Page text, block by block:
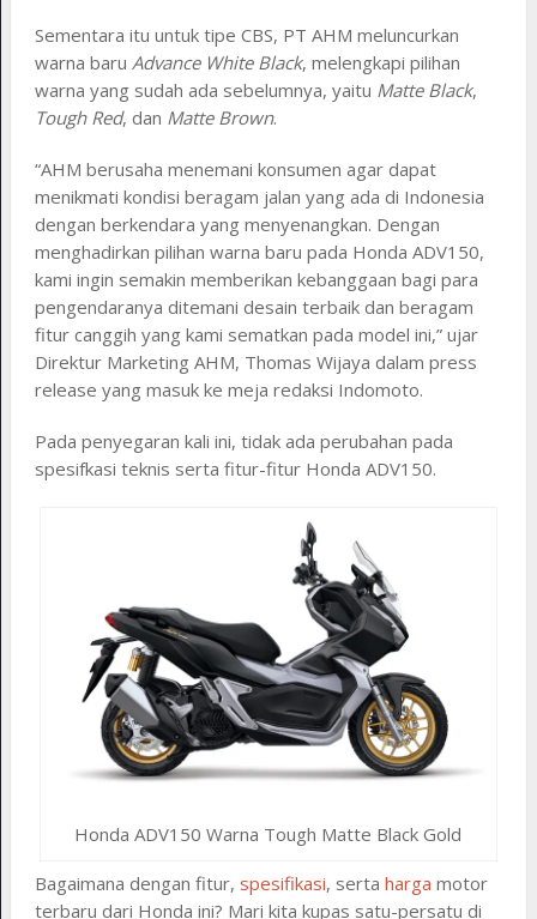
Sementara itu untuk tipe CBS, PT AHM meluncurkan
warna baru Advance White Black, melengkapi pilihan
warna yang sudah ada sebelumnya, yaitu Matte Black,
Tough Red, dan Matte Brown.
“AHM berusaha menemani konsumen agar dapat
menikmati kondisi beragam jalan yang ada di Indonesia
dengan berkendara yang menyenangkan. Dengan
menghadirkan pilihan warna baru pada Honda ADV150,
kami ingin semakin memberikan kebanggaan bagi para
pengendaranya ditemani desain terbaik dan beragam
fitur canggih yang kami sematkan pada model ini,” ujar
Direktur Marketing AHM, Thomas Wijaya dalam press
release yang masuk ke meja redaksi Indomoto.
Pada penyegaran kali ini, tidak ada perubahan pada
spesifkasi teknis serta fitur-fitur Honda ADV150.
Honda ADV150 Warna Tough Matte Black Gold
Bagaimana dengan fitur, spesifikasi, serta harga motor
terbaru dari Honda ini? Mari kita kupas satu-persatu di